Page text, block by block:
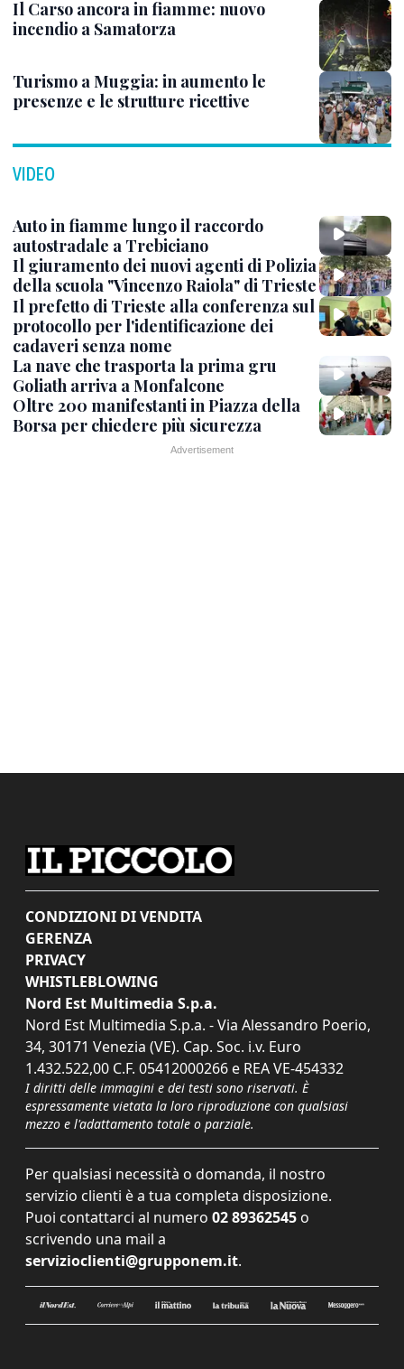
Il Carso ancora in fiamme: nuovo
incendio a Samatorza
Turismo a Muggia: in aumento le
presenze e le strutture ricettive
VIDEO
Auto in fiamme lungo il raccordo
autostradale a Trebiciano
Il giuramento dei nuovi agenti di Polizia
della scuola "Vincenzo Raiola" di Trieste
Il prefetto di Trieste alla conferenza sul
protocollo per l'identificazione dei
cadaveri senza nome
La nave che trasporta la prima gru
Goliath arriva a Monfalcone
Oltre 200 manifestanti in Piazza della
Borsa per chiedere più sicurezza
CONDIZIONI DI VENDITA
GERENZA
PRIVACY
WHISTLEBLOWING
Nord Est Multimedia S.p.a.
Nord Est Multimedia S.p.a. - Via Alessandro Poerio,
34, 30171 Venezia (VE). Cap. Soc. i.v. Euro
1.432.522,00 C.F. 05412000266 e REA VE-454332
I diritti delle immagini e dei testi sono riservati. È
espressamente vietata la loro riproduzione con qualsiasi
mezzo e l'adattamento totale o parziale.
Per qualsiasi necessità o domanda, il nostro
servizio clienti è a tua completa disposizione.
Puoi contattarci al numero 02 89362545 o
scrivendo una mail a
servizioclienti@grupponem.it.